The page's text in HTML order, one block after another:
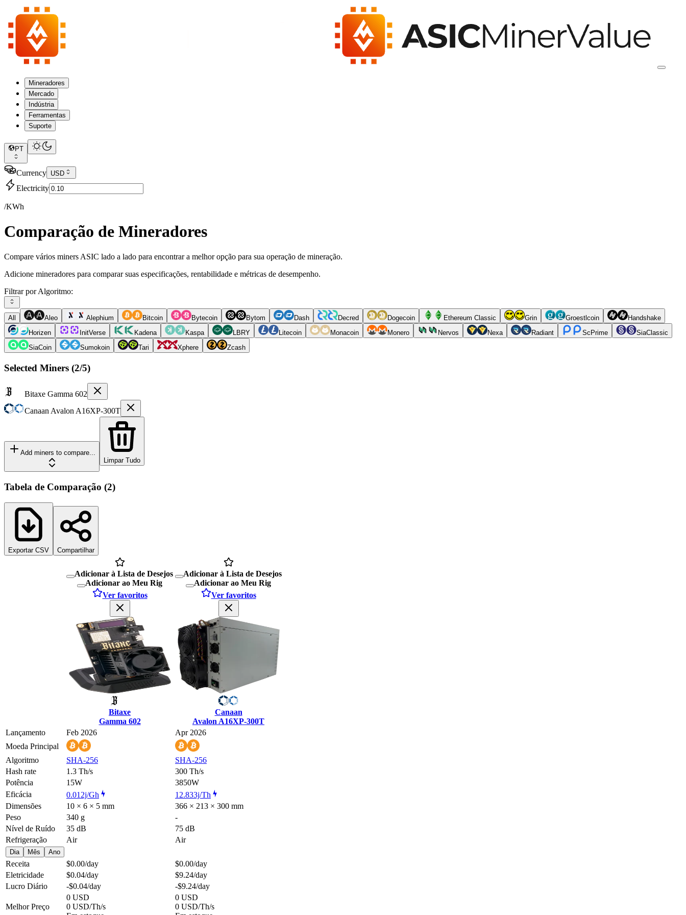
Mineradores
Mercado
Indústria
Ferramentas
Suporte
PT
Currency USD
Electricity
/KWh
Comparação de Mineradores
Compare vários miners ASIC lado a lado para encontrar a melhor opção para sua operação de mineração.
Adicione mineradores para comparar suas especificações, rentabilidade e métricas de desempenho.
Filtrar por Algoritmo:
All Aleo Alephium Bitcoin Bytecoin Bytom Dash Decred Dogecoin Ethereum Classic Grin Groestlcoin
Handshake
Horizen
InitVerse Kadena Kaspa LBRY Litecoin Monacoin Monero Nervos Nexa Radiant ScPrime
SiaClassic
SiaCoin
Sumokoin Tari Xphere Zcash
Selected Miners (2/5)
Bitaxe Gamma 602
Canaan Avalon A16XP-300T
Add miners to compare...
Limpar Tudo
Tabela de Comparação (2)
Exportar CSV Compartilhar
Adicionar à Lista de Desejos
Adicionar ao Meu Rig
Ver favoritos
Bitaxe
Gamma 602
Adicionar à Lista de Desejos
Adicionar ao Meu Rig
Ver favoritos
Canaan
Avalon A16XP-300T
Lançamento
Feb 2026
Apr 2026
Moeda Principal
Algoritmo
SHA-256
SHA-256
Hash rate
1.3 Th/s
300 Th/s
Potência
15W
3850W
Eficácia
0.012j/Gh
12.833j/Th
Dimensões
10 × 6 × 5 mm
366 × 213 × 300 mm
Peso
340 g
-
Nível de Ruído
35 dB
75 dB
Refrigeração
Air Air
Dia Mês Ano
Receita $0.00/day $0.00/day
Eletricidade
$0.04/day $9.24/day
Lucro Diário
-$0.04/day -$9.24/day
Melhor Preço
0 USD
0 USD/Th/s
0 USD
0 USD/Th/s